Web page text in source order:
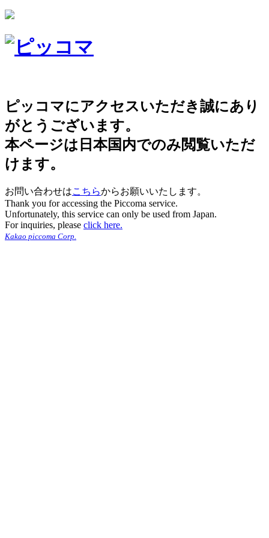
ピッコマにアクセスいただき誠にあり
がとうございます。
本ページは日本国内でのみ閲覧いただ
けます。
お問い合わせはこちらからお願いいたします。
Thank you for accessing the Piccoma service.
Unfortunately, this service can only be used from Japan.
For inquiries, please click here.
Kakao piccoma Corp.